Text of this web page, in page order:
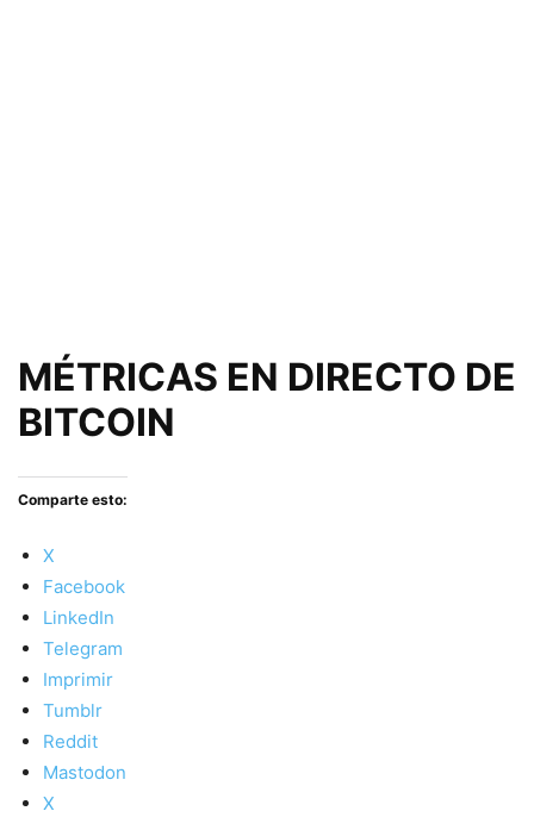
MÉTRICAS EN DIRECTO DE
BITCOIN
Comparte esto:
X
Facebook
LinkedIn
Telegram
Imprimir
Tumblr
Reddit
Mastodon
X